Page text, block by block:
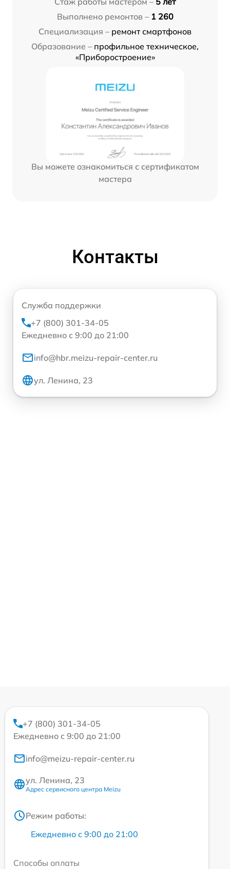
Выполнено ремонтов – 1 260
Специализация – ремонт смартфонов
Образование – профильное техническое,
«Приборостроение»
Вы можете ознакомиться с сертификатом
мастера
Контакты
Служба поддержки
+7 (800) 301-34-05
Ежедневно с 9:00 до 21:00
info@hbr.meizu-repair-center.ru
ул. Ленина, 23
+7 (800) 301-34-05
Ежедневно с 9:00 до 21:00
info@meizu-repair-center.ru
ул. Ленина, 23
Адрес сервисного центра Meizu
Режим работы:
Ежедневно с 9:00 до 21:00
Способы оплаты